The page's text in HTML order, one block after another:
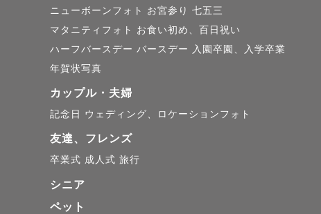
ニューボーンフォト お宮参り 七五三
マタニティフォト
お食い初め、百日祝い
ハーフバースデー バースデー
入園卒園、入学卒業
年賀状写真
カップル・夫婦
記念日 ウェディング、ロケーションフォト
友達、フレンズ
卒業式 成人式 旅行
シニア
ペット